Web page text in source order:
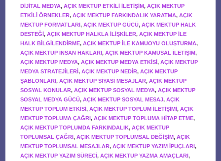
DIJITAL MEDYA, AÇIK MEKTUP ETKILI ILETIŞIM, AÇIK MEKTUP
ETKILI ÖRNEKLER, AÇIK MEKTUP FARKINDALIK YARATMA, AÇIK
MEKTUP FORMATLARI, AÇIK MEKTUP GÜCÜ, AÇIK MEKTUP HALK
DESTEĞI, AÇIK MEKTUP HALKLA ILIŞKILER, AÇIK MEKTUP ILE
HALK BILGILENDIRME, AÇIK MEKTUP ILE KAMUOYU OLUŞTURMA,
AÇIK MEKTUP INSAN HAKLARI, AÇIK MEKTUP KAMUSAL ILETIŞIM,
AÇIK MEKTUP MEDYA, AÇIK MEKTUP MEDYA ETKISI, AÇIK MEKTUP
MEDYA STRATEJILERI, AÇIK MEKTUP NEDIR, AÇIK MEKTUP
ŞABLONLARI, AÇIK MEKTUP SIYASI MESAJLAR, AÇIK MEKTUP
SOSYAL KONULAR, AÇIK MEKTUP SOSYAL MEDYA, AÇIK MEKTUP
SOSYAL MEDYA GÜCÜ, AÇIK MEKTUP SOSYAL MESAJ, AÇIK
MEKTUP TOPLUM ETKISI, AÇIK MEKTUP TOPLUM ILETIŞIMI, AÇIK
MEKTUP TOPLUMA ÇAĞRI, AÇIK MEKTUP TOPLUMA HITAP ETME,
AÇIK MEKTUP TOPLUMDA FARKINDALIK, AÇIK MEKTUP
TOPLUMSAL ÇAĞRI, AÇIK MEKTUP TOPLUMSAL DEĞIŞIM, AÇIK
MEKTUP TOPLUMSAL MESAJLAR, AÇIK MEKTUP YAZIM IPUÇLARI,
AÇIK MEKTUP YAZIM SÜRECI, AÇIK MEKTUP YAZMA AMAÇLARI,